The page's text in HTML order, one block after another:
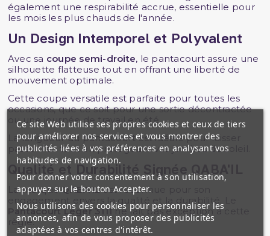
également une respirabilité accrue, essentielle pour
les mois les plus chauds de l'année.
Un Design Intemporel et Polyvalent
Avec sa coupe semi-droite, le pantacourt assure une
silhouette flatteuse tout en offrant une liberté de
mouvement optimale.
Cette coupe versatile est parfaite pour toutes les
occasions, que ce soit pour une sortie décontractée
ou une journée de travail en été.
La longueur du pantacourt est idéale pour laisser
passer l'air tout en protégeant vos jambes du soleil.
Qualité et Durabilité Signée QABA'IL
La marqueQABA'ILest reconnue pour son
engagement envers la qualité et la durabilité. Le
Pantacourt Léger 3111ne fait pas exception à cette
règle.
Ce site Web utilise ses propres cookies et ceux de tiers
pour améliorer nos services et vous montrer des
publicités liées à vos préférences en analysant vos
habitudes de navigation.
Pour donner votre consentement à son utilisation,
appuyez sur le bouton Accepter.
Nous utilisons des cookies pour personnaliser les
annonces, afin de vous proposer des publicités
adaptées à vos centres d'intérêt.